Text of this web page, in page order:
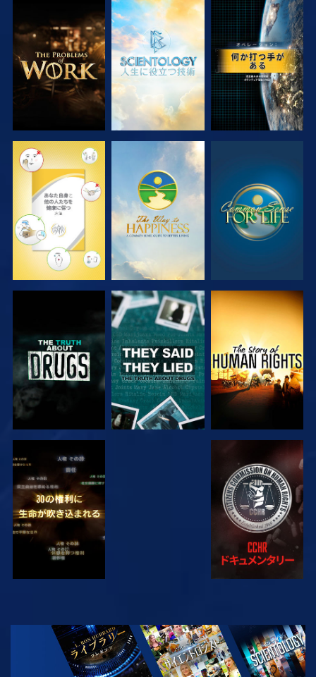
シリーズを探求 シリーズを探求 観る
観る 観る 観る
観る 観る
観る
観る シリーズを探求